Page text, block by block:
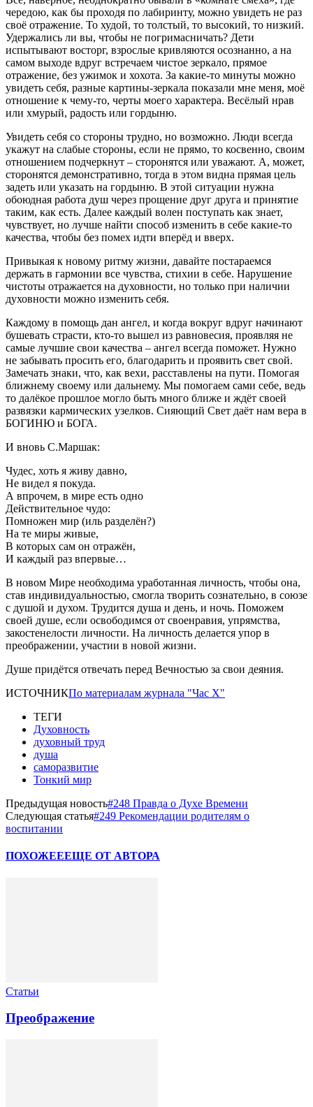
чередою, как бы проходя по лабиринту, можно увидеть не раз
своё отражение. То худой, то толстый, то высокий, то низкий.
Удержались ли вы, чтобы не погримасничать? Дети
испытывают восторг, взрослые кривляются осознанно, а на
самом выходе вдруг встречаем чистое зеркало, прямое
отражение, без ужимок и хохота. За какие-то минуты можно
увидеть себя, разные картины-зеркала показали мне меня, моё
отношение к чему-то, черты моего характера. Весёлый нрав
или хмурый, радость или гордыню.
Увидеть себя со стороны трудно, но возможно. Люди всегда
укажут на слабые стороны, если не прямо, то косвенно, своим
отношением подчеркнут – сторонятся или уважают. А, может,
сторонятся демонстративно, тогда в этом видна прямая цель
задеть или указать на гордыню. В этой ситуации нужна
обоюдная работа душ через прощение друг друга и принятие
таким, как есть. Далее каждый волен поступать как знает,
чувствует, но лучше найти способ изменить в себе какие-то
качества, чтобы без помех идти вперёд и вверх.
Привыкая к новому ритму жизни, давайте постараемся
держать в гармонии все чувства, стихии в себе. Нарушение
чистоты отражается на духовности, но только при наличии
духовности можно изменить себя.
Каждому в помощь дан ангел, и когда вокруг вдруг начинают
бушевать страсти, кто-то вышел из равновесия, проявляя не
самые лучшие свои качества – ангел всегда поможет. Нужно
не забывать просить его, благодарить и проявить свет свой.
Замечать знаки, что, как вехи, расставлены на пути. Помогая
ближнему своему или дальнему. Мы помогаем сами себе, ведь
то далёкое прошлое могло быть много ближе и ждёт своей
развязки кармических узелков. Сияющий Свет даёт нам вера в
БОГИНЮ и БОГА.
И вновь С.Маршак:
Чудес, хоть я живу давно,
Не видел я покуда.
А впрочем, в мире есть одно
Действительное чудо:
Помножен мир (иль разделён?)
На те миры живые,
В которых сам он отражён,
И каждый раз впервые…
В новом Мире необходима уработанная личность, чтобы она,
став индивидуальностью, смогла творить сознательно, в союзе
с душой и духом. Трудится душа и день, и ночь. Поможем
своей душе, если освободимся от своенравия, упрямства,
закостенелости личности. На личность делается упор в
преображении, участии в новой жизни.
Душе придётся отвечать перед Вечностью за свои деяния.
ИСТОЧНИКПо материалам журнала "Час Х"
ТЕГИ
Духовность
духовный труд
душа
саморазвитие
Тонкий мир
Предыдущая новость#248​ Правда о Духе Времени
Следующая статья#249​ Рекомендации родителям о
воспитании
ПОХОЖЕЕЕЩЕ ОТ АВТОРА
Статьи
Преображение